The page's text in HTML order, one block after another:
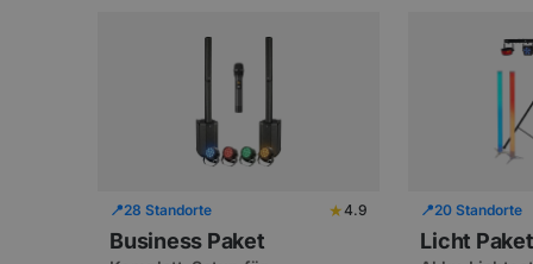
📍28 Standorte ★4.9
Business Paket
📍20 Standorte
Licht Paket